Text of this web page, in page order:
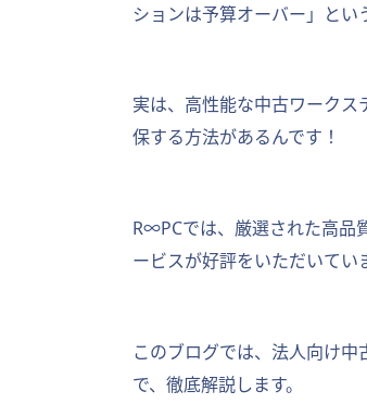
ションは予算オーバー」とい
実は、高性能な中古ワーク
保する方法があるんです！
R∞PCでは、厳選された高品
ービスが好評をいただいてい
このブログでは、法人向け
で、徹底解説します。